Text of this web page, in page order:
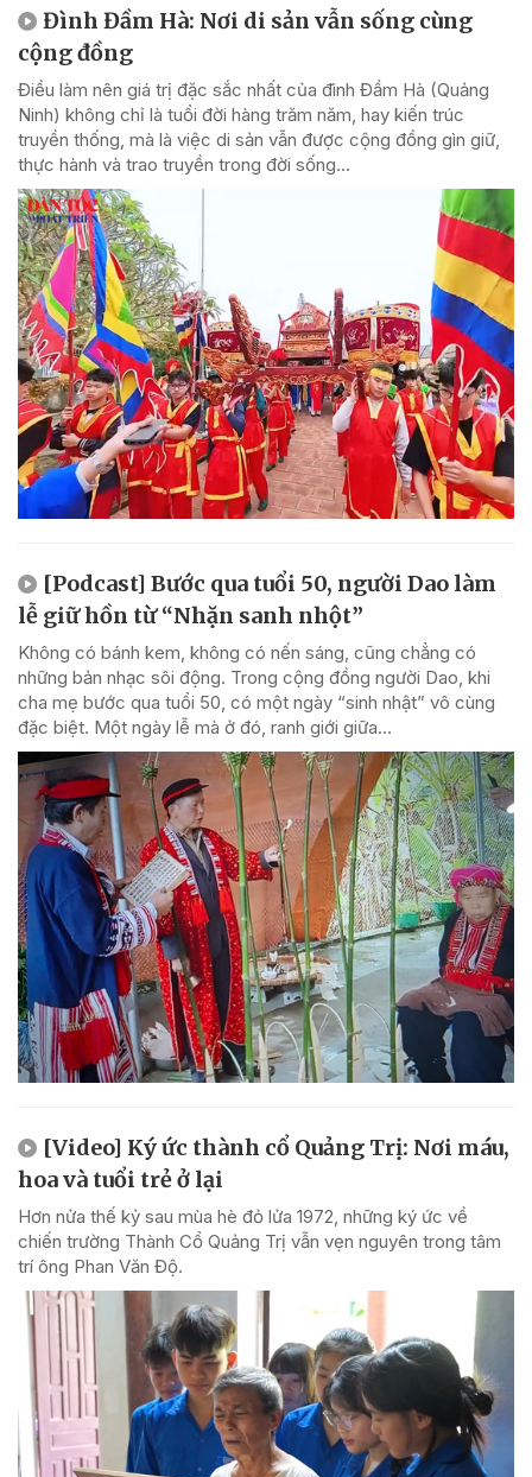
Đình Đầm Hà: Nơi di sản vẫn sống cùng
cộng đồng
Điều làm nên giá trị đặc sắc nhất của đình Đầm Hà (Quảng
Ninh) không chỉ là tuổi đời hàng trăm năm, hay kiến trúc
truyền thống, mà là việc di sản vẫn được cộng đồng gìn giữ,
thực hành và trao truyền trong đời sống...
[Podcast] Bước qua tuổi 50, người Dao làm
lễ giữ hồn từ “Nhặn sanh nhột”
Không có bánh kem, không có nến sáng, cũng chẳng có
những bản nhạc sôi động. Trong cộng đồng người Dao, khi
cha mẹ bước qua tuổi 50, có một ngày “sinh nhật” vô cùng
đặc biệt. Một ngày lễ mà ở đó, ranh giới giữa...
[Video] Ký ức thành cổ Quảng Trị: Nơi máu,
hoa và tuổi trẻ ở lại
Hơn nửa thế kỷ sau mùa hè đỏ lửa 1972, những ký ức về
chiến trường Thành Cổ Quảng Trị vẫn vẹn nguyên trong tâm
trí ông Phan Văn Độ.